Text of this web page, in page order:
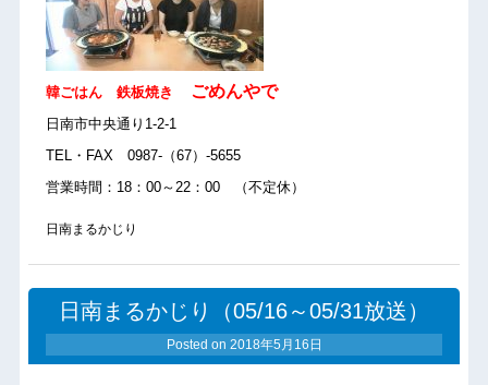
韓ごはん 鉄板焼き ごめんやで
日南市中央通り1-2-1
TEL・FAX 0987-（67）-5655
営業時間：18：00～22：00 （不定休）
日南まるかじり
日南まるかじり（05/16～05/31放送）
Posted on 2018年5月16日